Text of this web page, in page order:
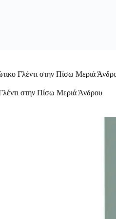
Γλέντι στην Πίσω Μεριά
στην Πίσω Μεριά Άνδρου